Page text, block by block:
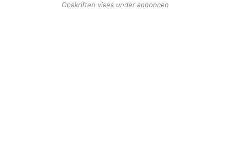
Opskriften vises under annoncen